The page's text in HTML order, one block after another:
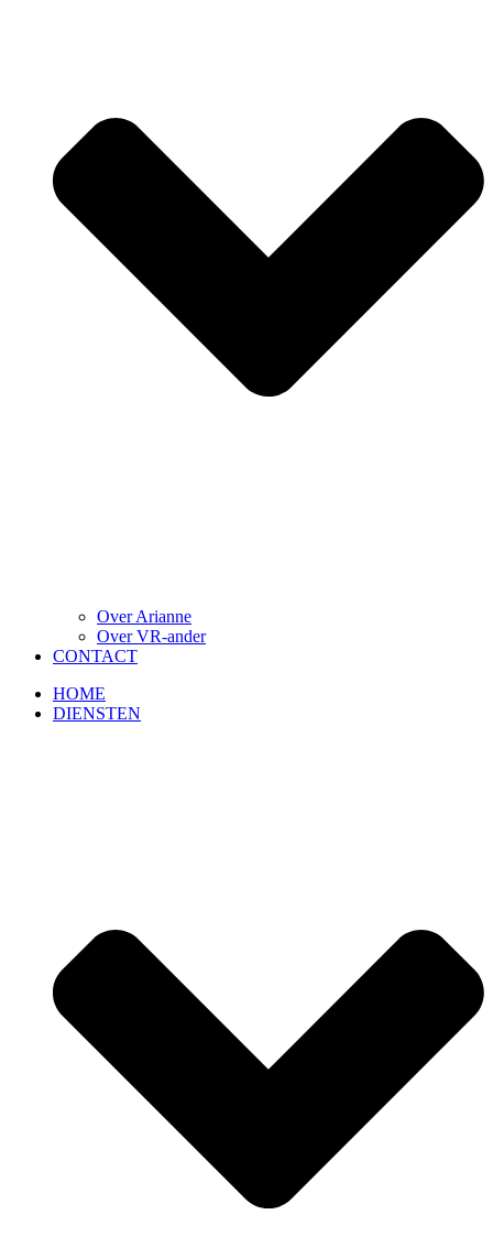
Over Arianne
Over VR-ander
CONTACT
HOME
DIENSTEN